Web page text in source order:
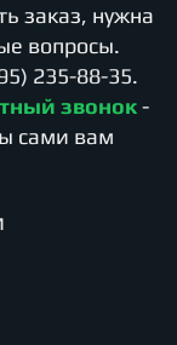
заказ, нужна
вопросы.
235-88-35.
звонок -
сами вам